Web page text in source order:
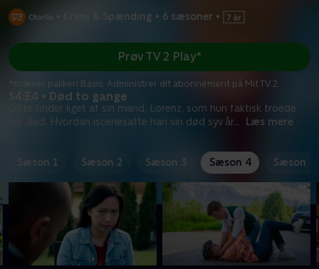
Krimi & Spænding • 6 sæsoner •
S4:E4 • Død to gange
Gitte finder liget af sin mand, Lorenz, som hun faktisk troede
var død. Hvordan iscenesatte han sin død syv år... Læs mere
Prøv TV 2 Play*
*Kræver pakken Basis. Administrer dit abonnement på Mit TV 2.
Sæson 1 Sæson 2 Sæson 3 Sæson 4 Sæson 5